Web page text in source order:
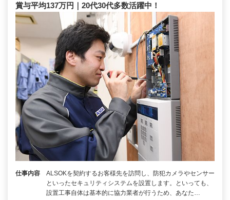
賞与平均137万円｜20代30代多数活躍中！
仕事内容
ALSOKを契約するお客様先を訪問し、防犯カメラやセンサー
といったセキュリティシステムを設置します。といっても、
設置工事自体は基本的に協力業者が行うため、あなた…